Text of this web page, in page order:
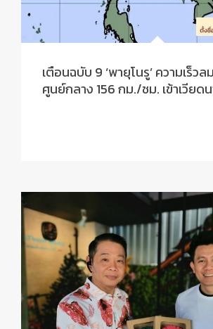
เตือนฉบับ 9 ‘พายุโนรู’ ความเร็ว
ศูนย์กลาง 156 กม./ชม. เข้าเวียด